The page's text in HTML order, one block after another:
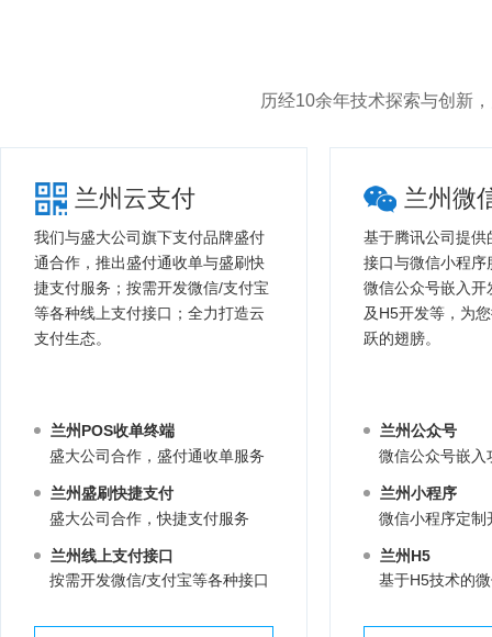
历经10余年技术探索与创新
兰州云支付
我们与盛大公司旗下支付品牌盛付
通合作，推出盛付通收单与盛刷快
捷支付服务；按需开发微信/支付宝
等各种线上支付接口；全力打造云
支付生态。
兰州POS收单终端
盛大公司合作，盛付通收单服务
兰州盛刷快捷支付
盛大公司合作，快捷支付服务
兰州线上支付接口
按需开发微信/支付宝等各种接口
兰州微
基于腾讯公司提供
接口与微信小程序
微信公众号嵌入开
及H5开发等，为
跃的翅膀。
兰州公众号
微信公众号嵌入
兰州小程序
微信小程序定制
兰州H5
基于H5技术的